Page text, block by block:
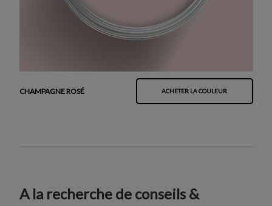
CHAMPAGNE ROSÉ ACHETER LA COULEUR
A la recherche de conseils &